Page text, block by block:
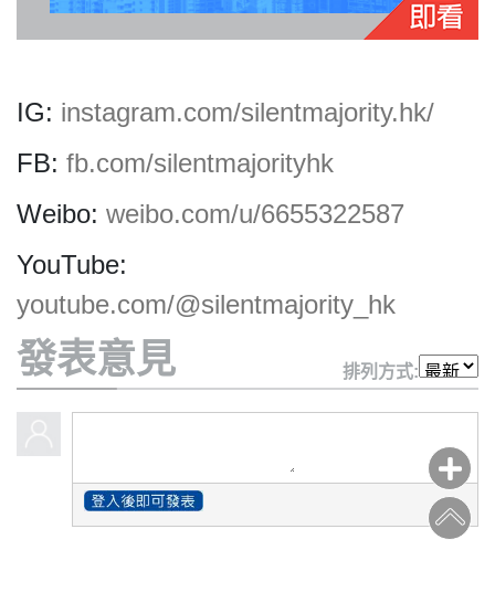
私
隱
政
策
及
免
責
聲
Silent
IG: instagram.com/silentmajority.hk/
FB: fb.com/silentmajorityhk
Weibo: weibo.com/u/6655322587
YouTube:
youtube.com/@silentmajority_hk
發表意見 排列方式: